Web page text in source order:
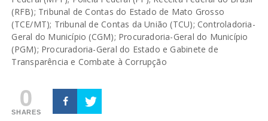
(RFB); Tribunal de Contas do Estado de Mato Grosso
(TCE/MT); Tribunal de Contas da União (TCU); Controladoria-
Geral do Município (CGM); Procuradoria-Geral do Município
(PGM); Procuradoria-Geral do Estado e Gabinete de
Transparência e Combate à Corrupção
0
SHARES